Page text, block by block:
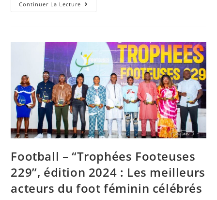
Continuer La Lecture
Football – “Trophées Footeuses
229”, édition 2024 : Les meilleurs
acteurs du foot féminin célébrés